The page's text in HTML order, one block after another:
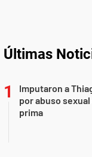
Últimas
Imputaron a
por abuso
prima